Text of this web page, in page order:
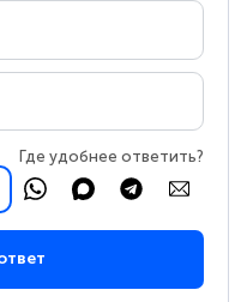
Где удобнее ответить?